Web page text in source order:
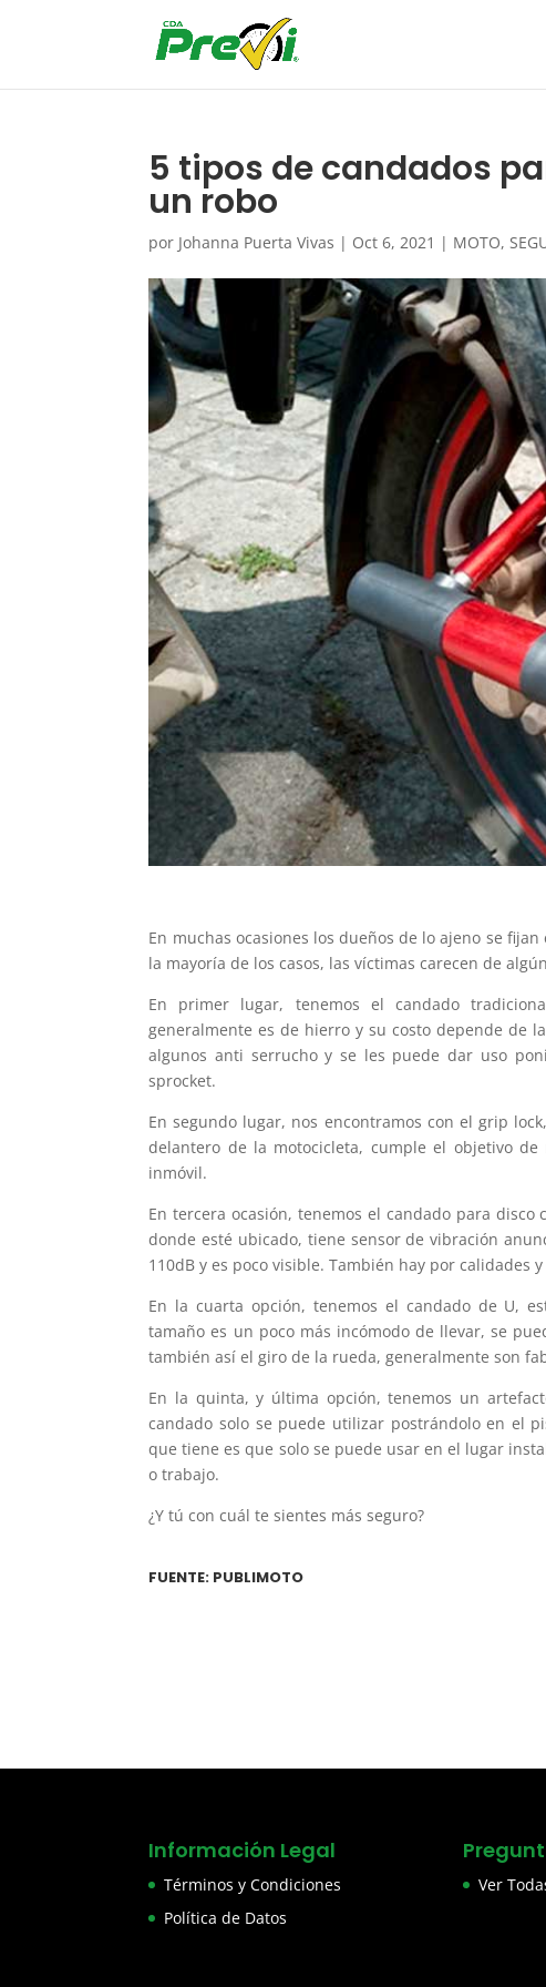
5 tipos de candados
un robo
por Johanna Puerta Vivas | Oct 6, 2021 | MOTO,
En muchas ocasiones los dueños de lo ajeno se
la mayoría de los casos, las víctimas carecen de
En primer lugar, tenemos el candado
generalmente es de hierro y su costo depende de
algunos anti serrucho y se les puede dar uso
sprocket.
En segundo lugar, nos encontramos con el grip
delantero de la motocicleta, cumple el objetivo
inmóvil.
En tercera ocasión, tenemos el candado para
donde esté ubicado, tiene sensor de vibración
110dB y es poco visible. También hay por calidades
En la cuarta opción, tenemos el candado de U,
tamaño es un poco más incómodo de llevar, se
también así el giro de la rueda, generalmente son
En la quinta, y última opción, tenemos un
candado solo se puede utilizar postrándolo en el
que tiene es que solo se puede usar en el lugar
o trabajo.
¿Y tú con cuál te sientes más seguro?
FUENTE: PUBLIMOTO
Información Legal
Términos y Condiciones
Política de Datos
Ver